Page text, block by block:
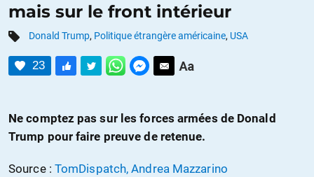
DOSSIERS
CATÉGORIES
CONTACTER
FAIRE UN
mais sur le front intérieur
Donald Trump, Politique étrangère américaine, USA
23
Ne comptez pas sur les forces armées de Donald
Trump pour faire preuve de retenue.
Source : TomDispatch, Andrea Mazzarino